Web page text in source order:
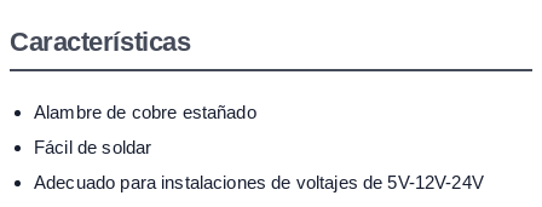
Características
Alambre de cobre estañado
Fácil de soldar
Adecuado para instalaciones de voltajes de 5V-12V-24V